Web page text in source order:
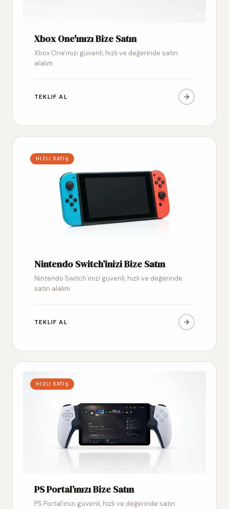
Xbox One'ınızı Bize Satın
Xbox One'ınızı güvenli, hızlı ve değerinde satın
alalım
TEKLIF AL
HIZLI SATIŞ
Nintendo Switch’inizi Bize Satın
Nintendo Switch’inizi güvenli, hızlı ve değerinde
satın alalım
TEKLIF AL
HIZLI SATIŞ
PS Portal’ınızı Bize Satın
PS Portal’ınızı güvenli, hızlı ve değerinde satın